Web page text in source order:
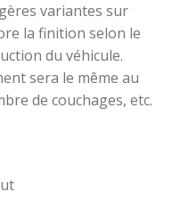
variantes sur
la finition selon le
du véhicule.
sera le même au
de couchages, etc.